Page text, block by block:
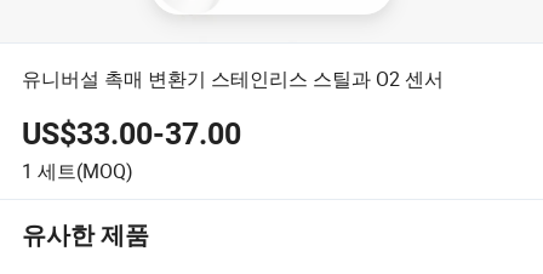
유니버설 촉매 변환기 스테인리스 스틸과 O2 센서
US$33.00-37.00
1 세트(MOQ)
유사한 제품